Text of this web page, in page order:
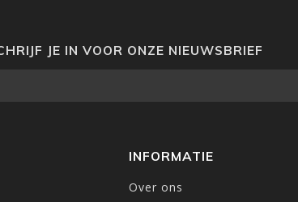
JE IN VOOR ONZE NIEUWSBRIEF
INFORMATIE
Over ons